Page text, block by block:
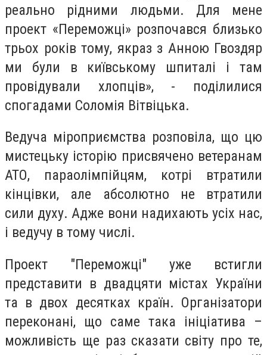
реально рідними людьми. Для мене
проект «Переможці» розпочався близько
трьох років тому, якраз з Анною Гвоздяр
ми були в київському шпиталі і там
провідували хлопців», - поділилися
спогадами Соломія Вітвіцька.
Ведуча міроприємства розповіла, що цю
мистецьку історію присвячено ветеранам
АТО, параолімпійцям, котрі втратили
кінцівки, але абсолютно не втратили
сили духу. Адже вони надихають усіх нас,
і ведучу в тому числі.
Проект "Переможці" уже встигли
представити в двадцяти містах України
та в двох десятках країн. Організатори
переконані, що саме така ініціатива –
можливість ще раз сказати світу про те,